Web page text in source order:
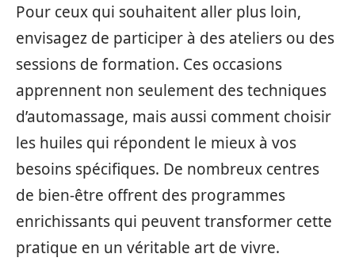
Pour ceux qui souhaitent aller plus loin,
envisagez de participer à des ateliers ou des
sessions de formation. Ces occasions
apprennent non seulement des techniques
d’automassage, mais aussi comment choisir
les huiles qui répondent le mieux à vos
besoins spécifiques. De nombreux centres
de bien-être offrent des programmes
enrichissants qui peuvent transformer cette
pratique en un véritable art de vivre.